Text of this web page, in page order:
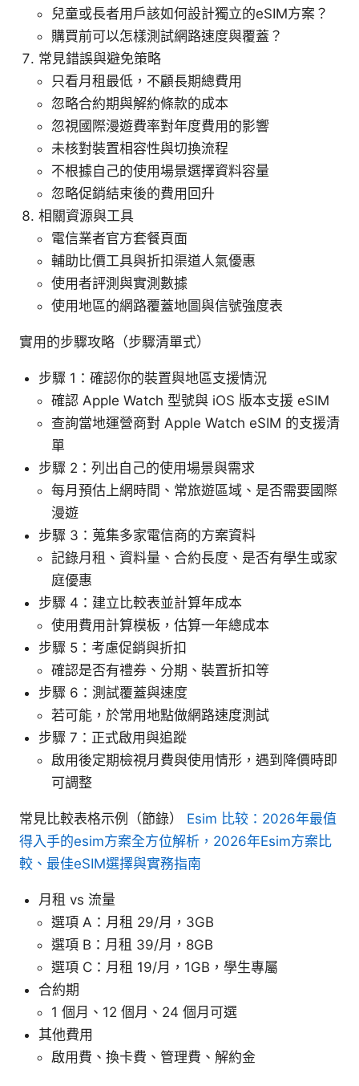
兒童或長者用戶該如何設計獨立的eSIM方案？
購買前可以怎樣測試網路速度與覆蓋？
常見錯誤與避免策略
只看月租最低，不顧長期總費用
忽略合約期與解約條款的成本
忽視國際漫遊費率對年度費用的影響
未核對裝置相容性與切換流程
不根據自己的使用場景選擇資料容量
忽略促銷結束後的費用回升
相關資源與工具
電信業者官方套餐頁面
輔助比價工具與折扣渠道人氣優惠
使用者評測與實測數據
使用地區的網路覆蓋地圖與信號強度表
實用的步驟攻略（步驟清單式）
步驟 1：確認你的裝置與地區支援情況
確認 Apple Watch 型號與 iOS 版本支援 eSIM
查詢當地運營商對 Apple Watch eSIM 的支援清
單
步驟 2：列出自己的使用場景與需求
每月預估上網時間、常旅遊區域、是否需要國際
漫遊
步驟 3：蒐集多家電信商的方案資料
記錄月租、資料量、合約長度、是否有學生或家
庭優惠
步驟 4：建立比較表並計算年成本
使用費用計算模板，估算一年總成本
步驟 5：考慮促銷與折扣
確認是否有禮券、分期、裝置折扣等
步驟 6：測試覆蓋與速度
若可能，於常用地點做網路速度測試
步驟 7：正式啟用與追蹤
啟用後定期檢視月費與使用情形，遇到降價時即
可調整
常見比較表格示例（節錄） Esim 比较：2026年最值
得入手的esim方案全方位解析，2026年Esim方案比
較、最佳eSIM選擇與實務指南
月租 vs 流量
選項 A：月租 29/月，3GB
選項 B：月租 39/月，8GB
選項 C：月租 19/月，1GB，學生專屬
合約期
1 個月、12 個月、24 個月可選
其他費用
啟用費、換卡費、管理費、解約金